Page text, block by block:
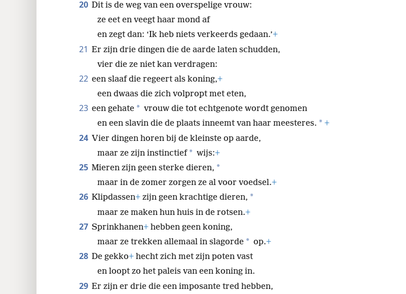
en de weg van een man bij een jonge vrouw.
Dit is de weg van een overspelige vrouw:
ze eet en veegt haar mond af
en zegt dan: ‘Ik heb niets verkeerds gedaan.’+
Er zijn drie dingen die de aarde laten schudden,
vier die ze niet kan verdragen:
een slaaf die regeert als koning,+
een dwaas die zich volpropt met eten,
een gehate * vrouw die tot echtgenote wordt genomen
en een slavin die de plaats inneemt van haar meesteres.
Vier dingen horen bij de kleinste op aarde,
maar ze zijn instinctief * wijs: +
Mieren zijn geen sterke dieren, *
maar in de zomer zorgen ze al voor voedsel.
Klipdassen+zijn geen krachtige dieren, *
maar ze maken hun huis in de rotsen.
Sprinkhanen+hebben geen koning,
maar ze trekken allemaal in slagorde * op.
De gekko+hecht zich met zijn poten vast
en loopt zo het paleis van een koning in.